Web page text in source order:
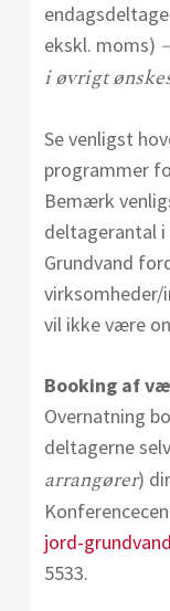
ekskl. moms)
i øvrigt
Se venligst
programmer
Bemærk
deltagerantal i
Grundvand
vil ikke være
Booking af
Overnatning
deltagerne
arrangører)
jord-
5533.